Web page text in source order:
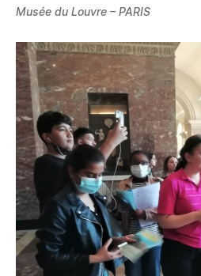
Musée du Louvre – PARIS